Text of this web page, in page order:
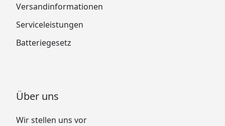
Versandinformationen
Serviceleistungen
Batteriegesetz
Über uns
Wir stellen uns vor